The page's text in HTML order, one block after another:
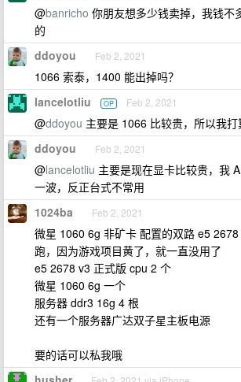
@banricho 你朋友想多少钱卖掉，我钱不
的
ddoyou Feb 2, 2021
1066 索泰，1400 能出掉吗？
lancelotliu OP Feb 2, 2021
@ddoyou 主要是 1066 比较贵，所以我
ddoyou Feb 2, 2021
@lancelotliu 主要是现在显卡比较贵，我
一波，反正台式不常用
1024ba Feb 2, 2021
微星 1060 6g 非矿卡 配置的双路 e5
跑，因为游戏项目黄了，就一直没用了
e5 2678 v3 正式版 cpu 2 个
微星 1060 6g 一个
服务器 ddr3 16g 4 根
还有一个服务器广达双子星主板电源
要的话可以私我哦